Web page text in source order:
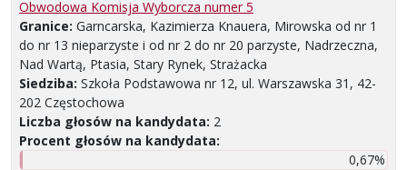
Obwodowa Komisja Wyborcza numer 5
Granice: Garncarska, Kazimierza Knauera, Mirowska od nr 1
do nr 13 nieparzyste i od nr 2 do nr 20 parzyste, Nadrzeczna,
Nad Wartą, Ptasia, Stary Rynek, Strażacka
Siedziba: Szkoła Podstawowa nr 12, ul. Warszawska 31, 42-
202 Częstochowa
Liczba głosów na kandydata: 2
Procent głosów na kandydata:
0,67%